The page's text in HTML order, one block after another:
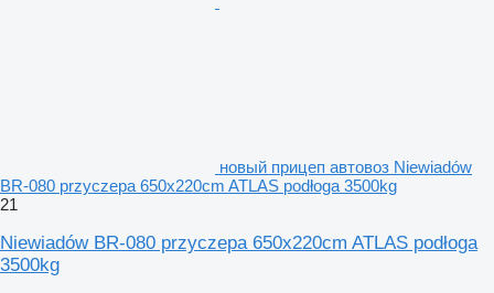
новый прицеп автовоз Niewiadów
BR-080 przyczepa 650x220cm ATLAS podłoga 3500kg
21
Niewiadów BR-080 przyczepa 650x220cm ATLAS podłoga
3500kg